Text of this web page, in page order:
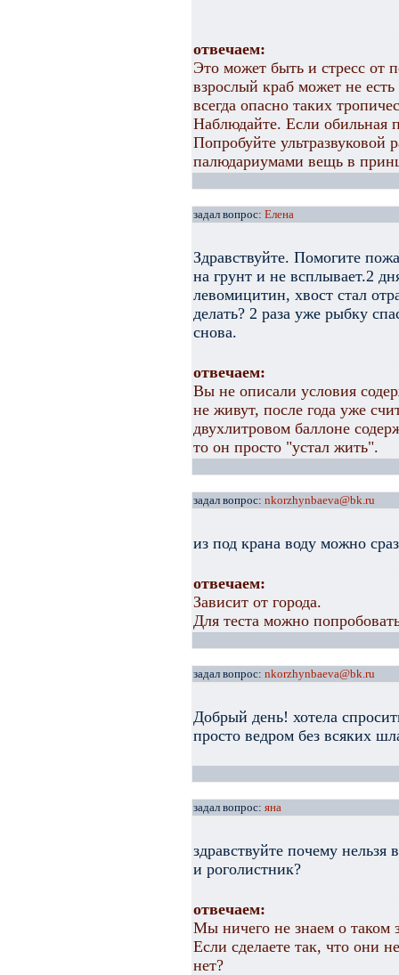
отвечаем:
Это может быть и стресс от
взрослый краб может не
всегда опасно таких
Наблюдайте. Если обильная
Попробуйте ультразвуковой
палюдариумами вещь в
задал вопрос: Елена
Здравствуйте. Помогите
на грунт и не всплывает.2
левомицитин, хвост стал
делать? 2 раза уже рыбку
снова.
отвечаем:
Вы не описали условия
не живут, после года уже
двухлитровом баллоне
то он просто "устал жить".
задал вопрос: nkorzhynbaeva@bk.ru
из под крана воду можно
отвечаем:
Зависит от города.
Для теста можно
задал вопрос: nkorzhynbaeva@bk.ru
Добрый день! хотела
просто ведром без всяких
задал вопрос: яна
здравствуйте почему
и роголистник?
отвечаем:
Мы ничего не знаем о таком
Если сделаете так, что они
нет?